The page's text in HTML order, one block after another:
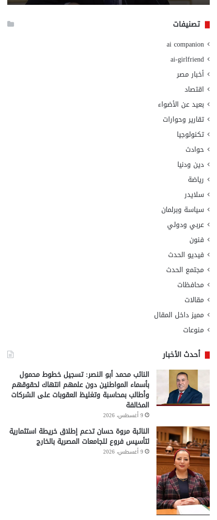
تصنيفات
ai companion
ai-girlfriend
أخبار مصر
اقتصاد
بعيد عن الأضواء
تقارير وحوارات
تكنولوجيا
حوادث
دين ودنيا
رياضة
سلايدر
سياسة وبرلمان
عربي ودولي
فنون
فيديو الحدث
مجتمع الحدث
محافظات
مقالات
مميز داخل المقال
منوعات
أحدث الأخبار
النائب محمد أبو النصر: تسجيل خطوط محمول
بأسماء المواطنين دون علمهم انتهاك لحقوقهم
وأطالب بمحاسبة وتغليظ العقوبات على الشركات
المخالفة
9 أغسطس، 2026
النائبة مروة حسان تدعم إطلاق خريطة استثمارية
لتأسيس فروع للجامعات المصرية بالخارج
9 أغسطس، 2026